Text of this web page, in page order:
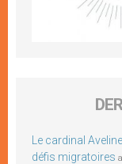
Le cardinal
défis migratoires